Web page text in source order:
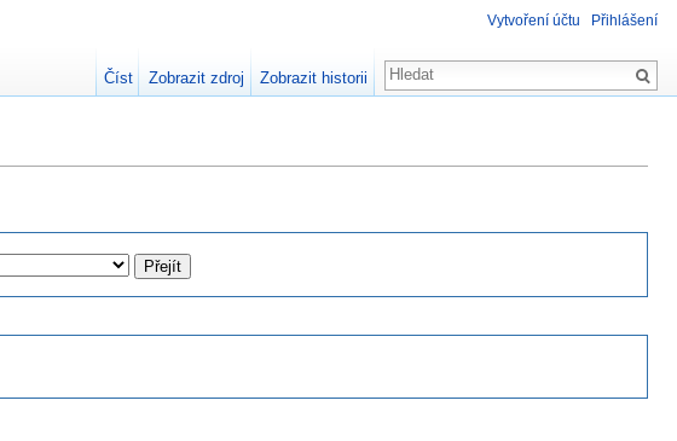
Vytvoření účtu Přihlášení
Číst Zobrazit zdroj Zobrazit historii